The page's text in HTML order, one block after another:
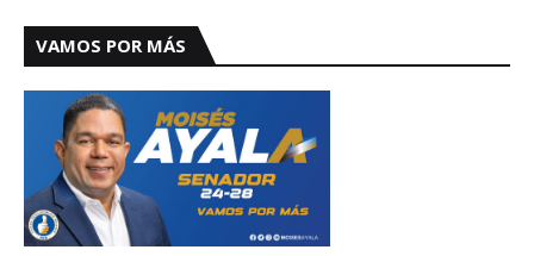
VAMOS POR MÁS